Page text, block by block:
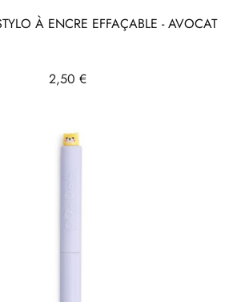
À ENCRE EFFAÇABLE - AVOCAT
Prix
2,50 €